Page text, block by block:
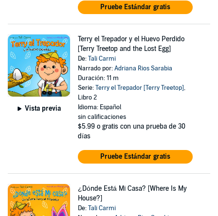
Pruebe Estándar gratis
Vista previa
Terry el Trepador y el Huevo Perdido
[Terry Treetop and the Lost Egg]
De:Tali Carmi
Narrado por:Adriana Rios Sarabia
Duración: 11 m
Serie:Terry el Trepador [Terry Treetop],
Libro 2
Idioma: Español
sin calificaciones
$5.99 o gratis con una prueba de 30
días
Pruebe Estándar gratis
¿Dónde Está Mi Casa? [Where Is My
House?]
De:Tali Carmi